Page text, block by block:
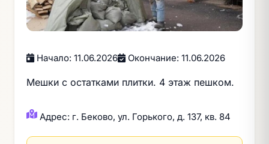
Начало: 11.06.2026 Окончание: 11.06.2026
Мешки с остатками плитки. 4 этаж пешком.
Адрес: г. Беково, ул. Горького, д. 137, кв. 84